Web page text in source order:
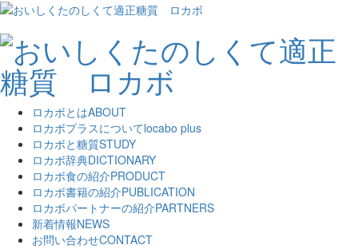
ロカボとはABOUT
ロカボプラスについてlocabo plus
ロカボと糖質STUDY
ロカボ辞典DICTIONARY
ロカボ食の紹介PRODUCT
ロカボ書籍の紹介PUBLICATION
ロカボパートナーの紹介PARTNERS
新着情報NEWS
お問い合わせCONTACT